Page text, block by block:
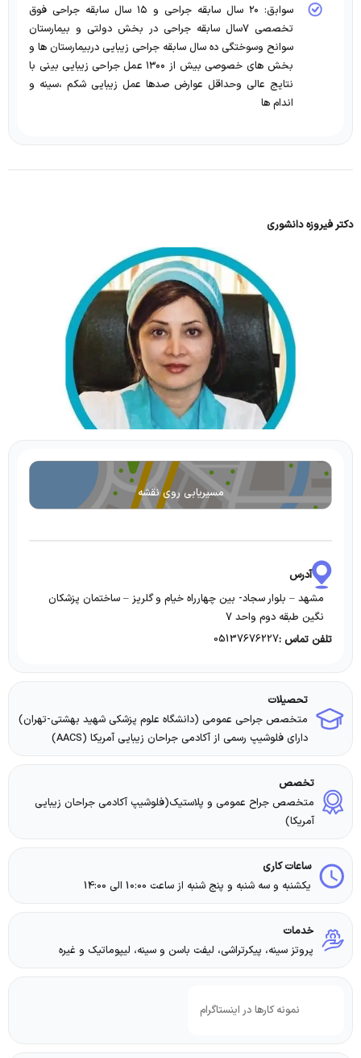
سوابق: ۲۰ سال سابقه جراحی و ۱۵ سال سابقه جراحی فوق
تخصصی ۷سال سابقه جراحی در بخش دولتی و بیمارستان
سوانح وسوختگی ده سال سابقه جراحی زیبایی دربیمارستان ها و
بخش های خصوصی بیش از ۱۳۰۰ عمل جراحی زیبایی بینی با
نتایج عالی وحداقل عوارض صدها عمل زیبایی شکم ،سینه و
اندام ها
دکتر فیروزه دانشوری
مسیریابی روی نقشه
آدرس
مشهد – بلوار سجاد- بین چهارراه خیام و گلریز – ساختمان پزشکان
نگین طبقه دوم واحد 7
تلفن تماس :05137676227
تحصیلات
متخصص جراحی عمومی (دانشگاه علوم پزشکی شهید بهشتی-تهران)
دارای فلوشیپ رسمی از آکادمی جراحان زیبایی آمریکا (AACS)
تخصص
متخصص جراح عمومي و پلاستيك(فلوشیپ آکادمی جراحان زیبایی
آمریکا)
ساعات کاری
یکشنبه و سه شنبه و پنج شنبه از ساعت 10:00 الی 14:00
خدمات
پروتز سینه، پیکرتراشی، لیفت باسن و سینه، لیپوماتیک و غیره
نمونه کارها در اینستاگرام